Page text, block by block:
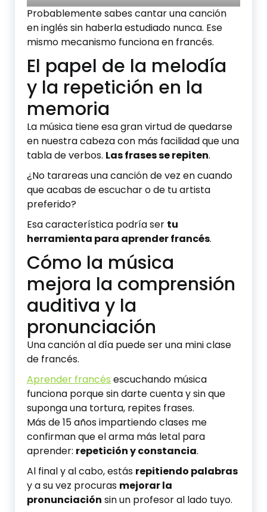
Probablemente sabes cantar una canción
en inglés sin haberla estudiado nunca. Ese
mismo mecanismo funciona en francés.
El papel de la melodía
y la repetición en la
memoria
La música tiene esa gran virtud de quedarse
en nuestra cabeza con más facilidad que una
tabla de verbos. Las frases se repiten.
¿No tarareas una canción de vez en cuando
que acabas de escuchar o de tu artista
preferido?
Esa característica podría ser tu
herramienta para aprender francés.
Cómo la música
mejora la comprensión
auditiva y la
pronunciación
Una canción al día puede ser una mini clase
de francés.
Aprender francés escuchando música
funciona porque sin darte cuenta y sin que
suponga una tortura, repites frases.
Más de 15 años impartiendo clases me
confirman que el arma más letal para
aprender: repetición y constancia.
Al final y al cabo, estás repitiendo palabras
y a su vez procuras mejorar la
pronunciación sin un profesor al lado tuyo.